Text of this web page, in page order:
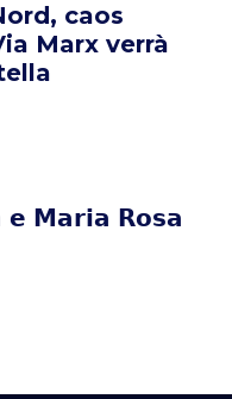
caos
Marx verrà
𝗲 𝗠𝗮𝗿𝗶𝗮 𝗥𝗼𝘀𝗮